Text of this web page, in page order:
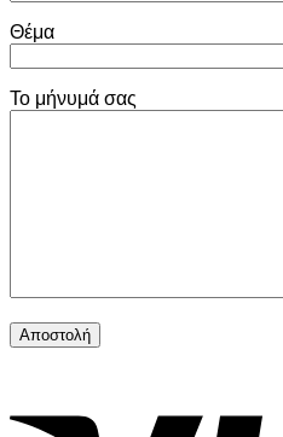
Θέμα
Το μήνυμά σας